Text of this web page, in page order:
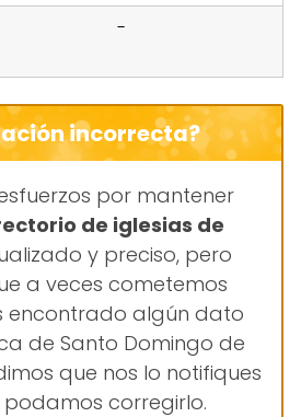
-
incorrecta?
por mantener
de iglesias de
y preciso, pero
a veces cometemos
encontrado algún dato
de Santo Domingo de
que nos lo notifiques
corregirlo.